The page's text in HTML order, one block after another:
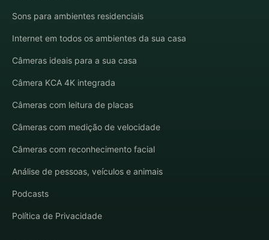
Sons para ambientes residenciais
Internet em todos os ambientes da sua casa
Câmeras ideais para a sua casa
Câmera KCA 4K integrada
Câmeras com leitura de placas
Câmeras com medição de velocidade
Câmeras com reconhecimento facial
Análise de pessoas, veículos e animais
Podcasts
Política de Privacidade